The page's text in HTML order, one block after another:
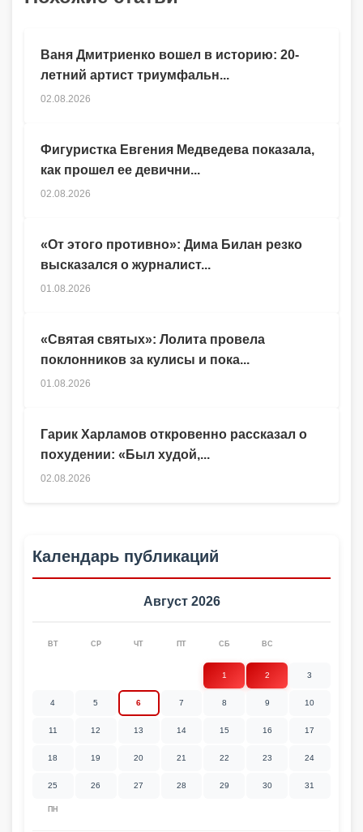
Гарик Харламов откровенно рассказал о
похудении: «Был худой,...
02.08.2026
Ваня Дмитриенко вошел в историю: 20-
летний артист триумфальн...
02.08.2026
Фигуристка Евгения Медведева показала,
как прошел ее девични...
02.08.2026
«От этого противно»: Дима Билан резко
высказался о журналист...
01.08.2026
«Святая святых»: Лолита провела
поклонников за кулисы и пока...
01.08.2026
Календарь публикаций
Август 2026
ПН
ВТ СР ЧТ ПТ СБ ВС
1 2 3
4 5 6 7 8 9 10
11 12 13 14 15 16 17
18 19 20 21 22 23 24
25 26 27 28 29 30 31